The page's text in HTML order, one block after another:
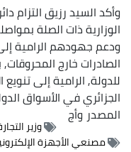
وأكد السيد رزيق التزام
الوزارية ذات الصلة
ودعم جهودهم الرامية إلى
الصادرات خارج المحروقات,
للدولة, الرامية إلى تنويع
الجزائري في الأسواق
المصدروأج
وزير التجارة
مصنعي الأجهزة